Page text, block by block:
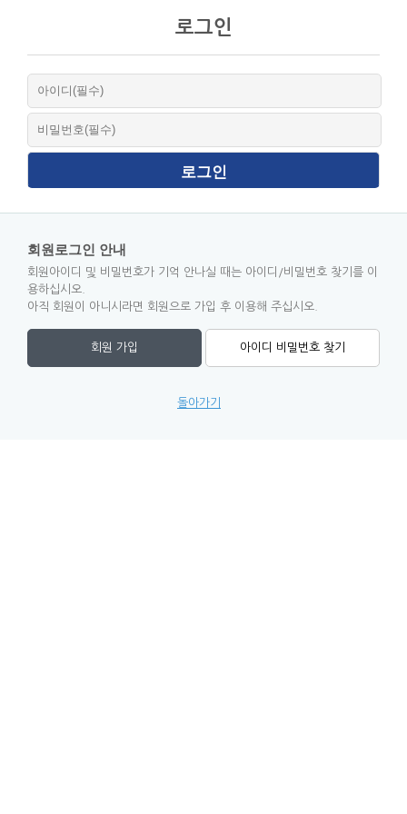
로그인
회원로그인 안내
회원아이디 및 비밀번호가 기억 안나실 때는 아이디/비밀번호 찾기를 이
용하십시오.
아직 회원이 아니시라면 회원으로 가입 후 이용해 주십시오.
아이디 비밀번호 찾기
회원 가입
돌아가기